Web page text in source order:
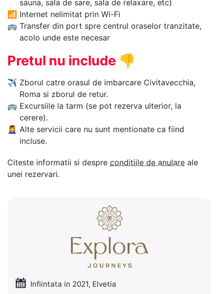
sauna, sala de sare, sala de relaxare, etc)
📶 Internet nelimitat prin Wi-Fi
🚌 Transfer din port spre centrul oraselor tranzitate,
acolo unde este necesar
Pretul nu include 👎
✈ Zborul catre orasul de imbarcare Civitavecchia,
Roma si zborul de retur.
🚌 Excursiile la tarm (se pot rezerva ulterior, la
cerere).
💆‍♀️ Alte servicii care nu sunt mentionate ca fiind
incluse.
Citeste informatii si despre conditiile de anulare ale
unei rezervari.
Infiintata in 2021, Elvetia